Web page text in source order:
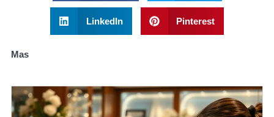
LinkedIn Pinterest
Mas